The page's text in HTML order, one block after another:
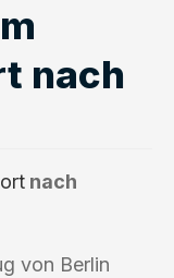
nach
nach
von Berlin